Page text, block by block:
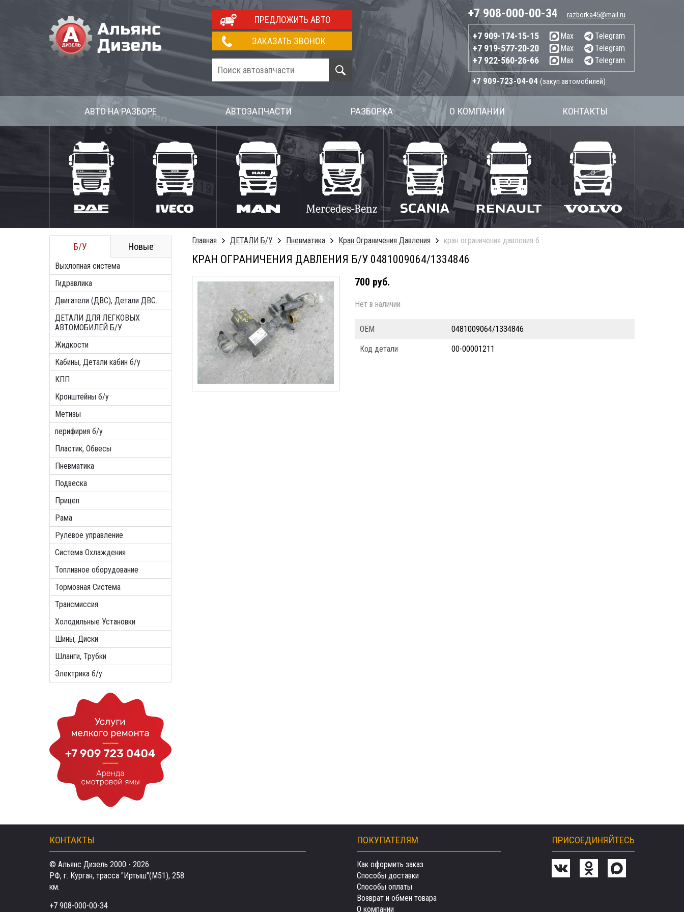
ПРЕДЛОЖИТЬ АВТО
ЗАКАЗАТЬ ЗВОНОК
+7 908-000-00-34 razborka45@mail.ru
+7 909-174-15-15 Max Telegram
+7 919-577-20-20 Max Telegram
+7 922-560-26-66 Max Telegram
+7 909-723-04-04 (закуп автомобилей)
АВТО НА РАЗБОРЕ АВТОЗАПЧАСТИ РАЗБОРКА О КОМПАНИИ КОНТАКТЫ
Б/У Новые
Выхлопная система
Гидравлика
Двигатели (ДВС), Детали ДВС.
ДЕТАЛИ ДЛЯ ЛЕГКОВЫХ
АВТОМОБИЛЕЙ Б/У
Жидкости
Кабины, Детали кабин б/у
КПП
Кронштейны б/у
Метизы
перифирия б/у
Пластик, Обвесы
Пневматика
Подвеска
Прицеп
Рама
Рулевое управление
Система Охлаждения
Топливное оборудование
Тормозная Система
Трансмиссия
Холодильные Установки
Шины, Диски
Шланги, Трубки
Электрика б/у
Главная ДЕТАЛИ Б/У Пневматика Кран Ограничения Давления кран ограничения давления б/у
КРАН ОГРАНИЧЕНИЯ ДАВЛЕНИЯ Б/У 0481009064/1334846
700 руб.
Нет в наличии
ОЕМ 0481009064/1334846
Код детали 00-00001211
КОНТАКТЫ
© Альянс Дизель 2000 - 2026
РФ, г. Курган, трасса "Иртыш"(М51), 258
км.
+7 908-000-00-34
ПОКУПАТЕЛЯМ
Как оформить заказ
Способы доставки
Способы оплаты
Возврат и обмен товара
О компании
ПРИСОЕДИНЯЙТЕСЬ